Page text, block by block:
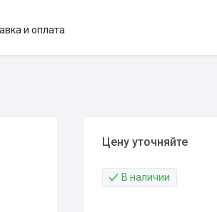
и оплата
Цену уточняйте
В наличии